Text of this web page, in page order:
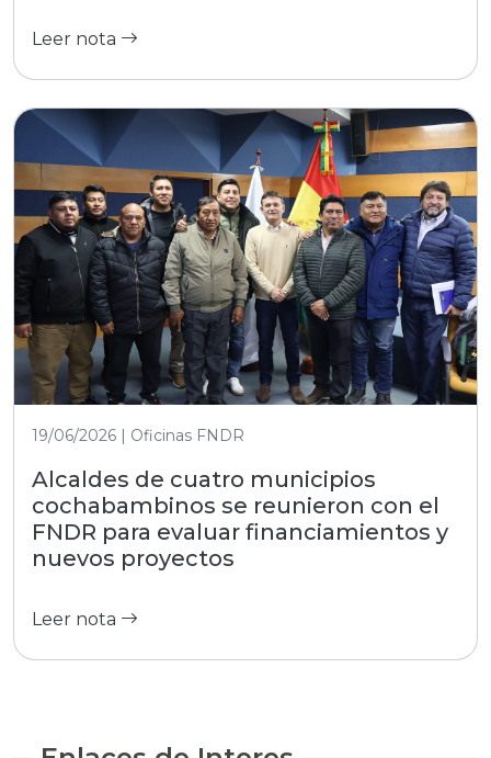
Leer nota
19/06/2026 | Oficinas FNDR
Alcaldes de cuatro municipios
cochabambinos se reunieron con el
FNDR para evaluar financiamientos y
nuevos proyectos
Leer nota